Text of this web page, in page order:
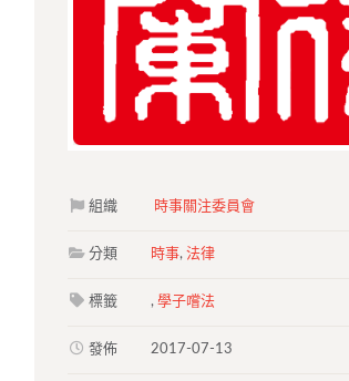
組織 時事關注委員會
分類 時事,法律
標籤 ,學子嚐法
發佈 2017-07-13